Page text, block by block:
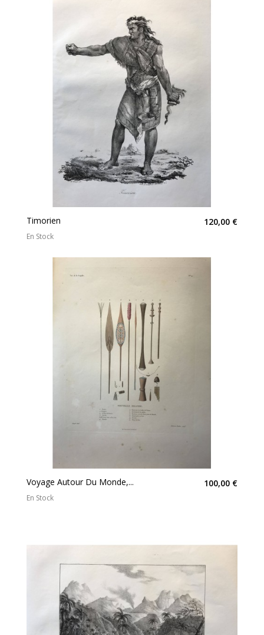
Timorien 120,00 €
En Stock
Voyage Autour Du Monde,... 100,00 €
En Stock